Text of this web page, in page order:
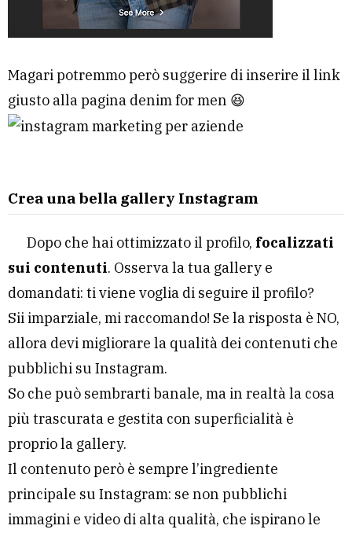
Magari potremmo però suggerire di inserire il link
giusto alla pagina denim for men 😆
Crea una bella gallery Instagram
Dopo che hai ottimizzato il profilo, focalizzati
sui contenuti. Osserva la tua gallery e
domandati: ti viene voglia di seguire il profilo?
Sii imparziale, mi raccomando! Se la risposta è NO,
allora devi migliorare la qualità dei contenuti che
pubblichi su Instagram.
So che può sembrarti banale, ma in realtà la cosa
più trascurata e gestita con superficialità è
proprio la gallery.
Il contenuto però è sempre l’ingrediente
principale su Instagram: se non pubblichi
immagini e video di alta qualità, che ispirano le